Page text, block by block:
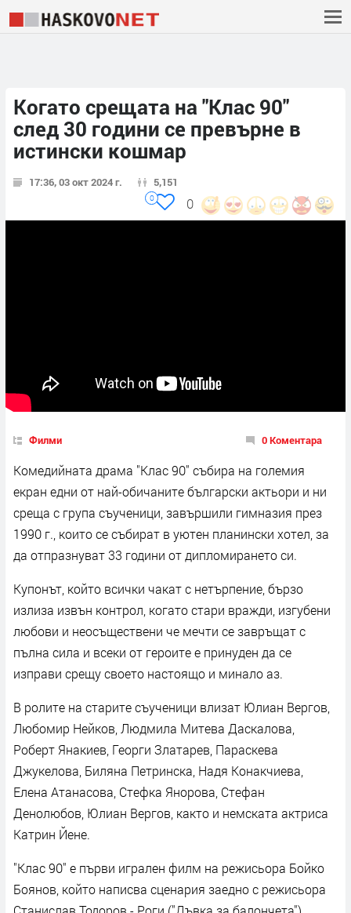
Когато срещата на "Клас 90"
след 30 години се превърне в
истински кошмар
17:36, 03 окт 2024 г. 5,151
0
0
Филми 0 Коментара
Комедийната драма "Клас 90" събира на големия
екран едни от най-обичаните български актьори и ни
среща с група съученици, завършили гимназия през
1990 г., които се събират в уютен планински хотел, за
да отпразнуват 33 години от дипломирането си.
Купонът, който всички чакат с нетърпение, бързо
излиза извън контрол, когато стари вражди, изгубени
любови и неосъществени че мечти се завръщат с
пълна сила и всеки от героите е принуден да се
изправи срещу своето настоящо и минало аз.
В ролите на старите съученици влизат Юлиан Вергов,
Любомир Нейков, Людмила Митева Даскалова,
Роберт Янакиев, Георги Златарев, Параскева
Джукелова, Биляна Петринска, Надя Конакчиева,
Елена Атанасова, Стефка Янорова, Стефан
Денолюбов, Юлиан Вергов, както и немската актриса
Катрин Йене.
"Клас 90" е първи игрален филм на режисьора Бойко
Боянов, който написва сценария заедно с режисьора